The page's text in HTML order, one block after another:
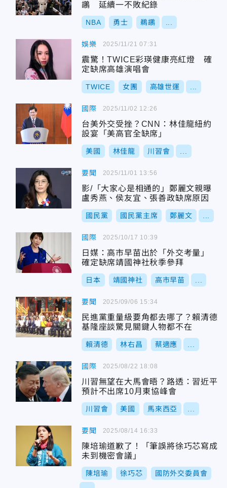
鶘 延續一不敗紀錄
NBA 勇士 鵜鶘
娛樂
震驚！TWICE彩瑛健康亮紅燈 確
定缺席高雄演唱會
TWICE 女團 高雄世運
2025/11/21 07:31
國際
台美外交受挫？CNN：林佳龍紐約
設宴「美高官全缺席」
美國 林佳龍 川習會
2025/11/02 12:26
要聞
影/「大家心是相通的」鄭麗文親曝
盧秀燕、侯友宜、張善政缺席原因
國民黨 國民黨主席 鄭麗文
2025/11/01 13:56
國際
日媒：高市早苗出於「外交考量」
確定缺席靖國神社秋季參拜
日本 靖國神社 高市早苗
2025/10/17 10:39
要聞
民進黨重量級要角都去哪了？賴清德
基隆座談驚見關鍵人物都不在
賴清德 林右昌 蔡適應
2025/09/06 15:34
國際
川習無望在大馬會晤？路透：習近平
預計不出席10月東協峰會
川習會 美國 馬來西亞
2025/08/22 18:08
要聞
陳培瑜道歉了！「筆誤將徐巧芯寫成
未到機密會議」
陳培瑜 徐巧芯 國防外交委員會
2025/08/14 16:33